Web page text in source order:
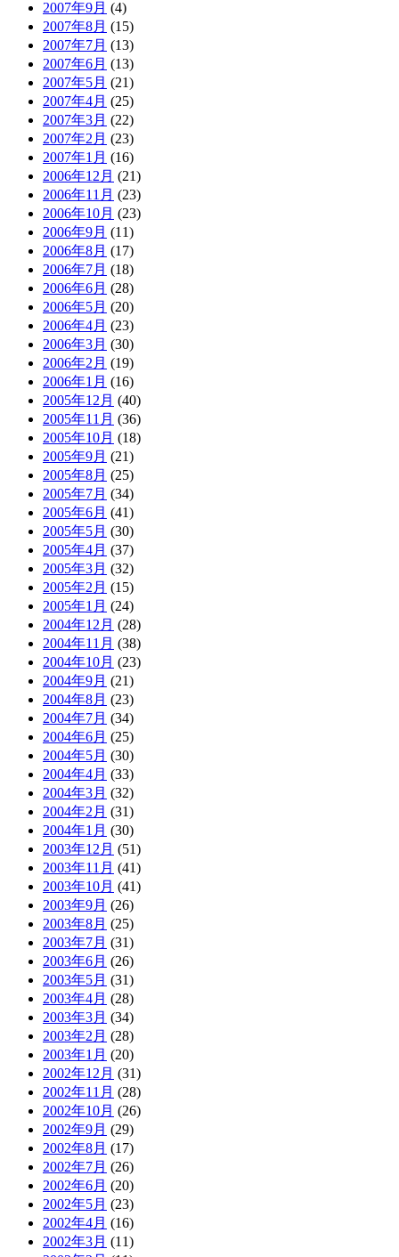
2007年9月 (4)
2007年8月 (15)
2007年7月 (13)
2007年6月 (13)
2007年5月 (21)
2007年4月 (25)
2007年3月 (22)
2007年2月 (23)
2007年1月 (16)
2006年12月 (21)
2006年11月 (23)
2006年10月 (23)
2006年9月 (11)
2006年8月 (17)
2006年7月 (18)
2006年6月 (28)
2006年5月 (20)
2006年4月 (23)
2006年3月 (30)
2006年2月 (19)
2006年1月 (16)
2005年12月 (40)
2005年11月 (36)
2005年10月 (18)
2005年9月 (21)
2005年8月 (25)
2005年7月 (34)
2005年6月 (41)
2005年5月 (30)
2005年4月 (37)
2005年3月 (32)
2005年2月 (15)
2005年1月 (24)
2004年12月 (28)
2004年11月 (38)
2004年10月 (23)
2004年9月 (21)
2004年8月 (23)
2004年7月 (34)
2004年6月 (25)
2004年5月 (30)
2004年4月 (33)
2004年3月 (32)
2004年2月 (31)
2004年1月 (30)
2003年12月 (51)
2003年11月 (41)
2003年10月 (41)
2003年9月 (26)
2003年8月 (25)
2003年7月 (31)
2003年6月 (26)
2003年5月 (31)
2003年4月 (28)
2003年3月 (34)
2003年2月 (28)
2003年1月 (20)
2002年12月 (31)
2002年11月 (28)
2002年10月 (26)
2002年9月 (29)
2002年8月 (17)
2002年7月 (26)
2002年6月 (20)
2002年5月 (23)
2002年4月 (16)
2002年3月 (11)